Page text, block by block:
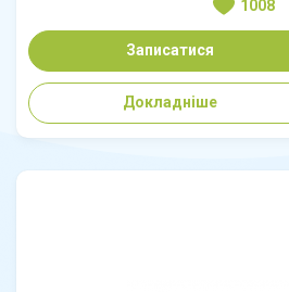
1008
Записатися
Докладніше